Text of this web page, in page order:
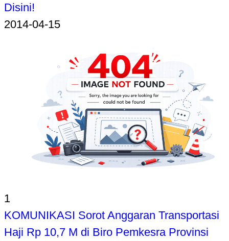
Disini!
2014-04-15
1
KOMUNIKASI Sorot Anggaran Transportasi
Haji Rp 10,7 M di Biro Pemkesra Provinsi